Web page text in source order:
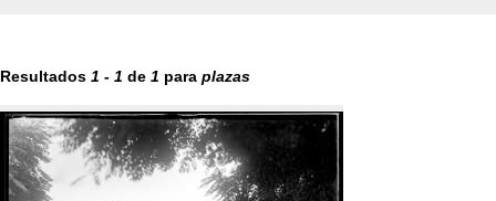
Resultados 1 - 1 de 1 para plazas